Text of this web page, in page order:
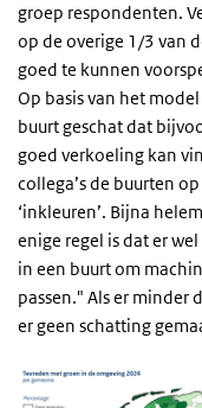
groep respondenten.
op de overige 1/3 van
goed te kunnen
Op basis van het
buurt geschat dat
goed verkoeling kan
collega’s de buurten
‘inkleuren’. Bijna
enige regel is dat er
in een buurt om
passen." Als er minder
er geen schatting